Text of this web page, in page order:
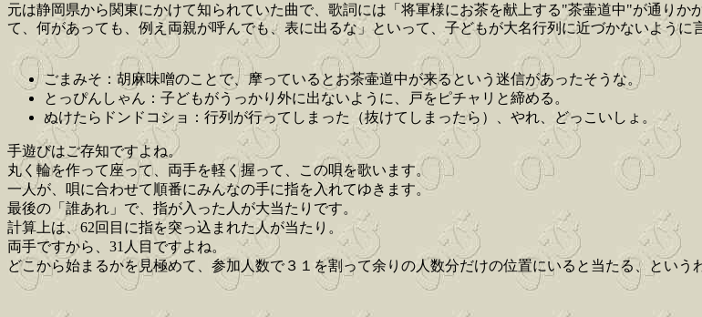
元は静岡県から関東にかけて知られていた曲で、歌詞には「将軍様にお茶を献上する"茶壷道中"が通り
て、何があっても、例え両親が呼んでも、表に出るな」といって、子どもが大名行列に近づかないよう
ごまみそ：胡麻味噌のことで、摩っているとお茶壷道中が来るという迷信があったそうな。
とっぴんしゃん：子どもがうっかり外に出ないように、戸をピチャリと締める。
ぬけたらドンドコショ：行列が行ってしまった（抜けてしまったら）、やれ、どっこいしょ。
手遊びはご存知ですよね。
丸く輪を作って座って、両手を軽く握って、この唄を歌います。
一人が、唄に合わせて順番にみんなの手に指を入れてゆきます。
最後の「誰あれ」で、指が入った人が大当たりです。
計算上は、62回目に指を突っ込まれた人が当たり。
両手ですから、31人目ですよね。
どこから始まるかを見極めて、参加人数で３１を割って余りの人数分だけの位置にいると当たる、という